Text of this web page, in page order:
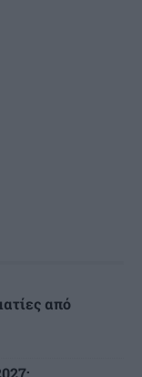
από